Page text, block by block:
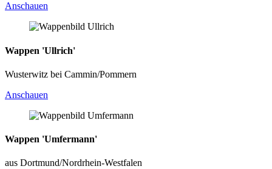
Anschauen
Wappen 'Ullrich'
Wusterwitz bei Cammin/Pommern
Anschauen
Wappen 'Umfermann'
aus Dortmund/Nordrhein-Westfalen